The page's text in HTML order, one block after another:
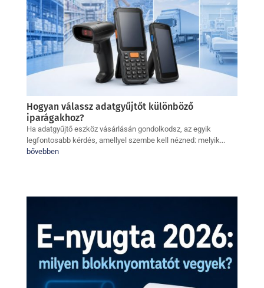
Hogyan válassz adatgyűjtőt különböző
iparágakhoz?
Ha adatgyűjtő eszköz vásárlásán gondolkodsz, az egyik
legfontosabb kérdés, amellyel szembe kell nézned: melyik...
bővebben